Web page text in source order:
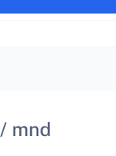
/ mnd